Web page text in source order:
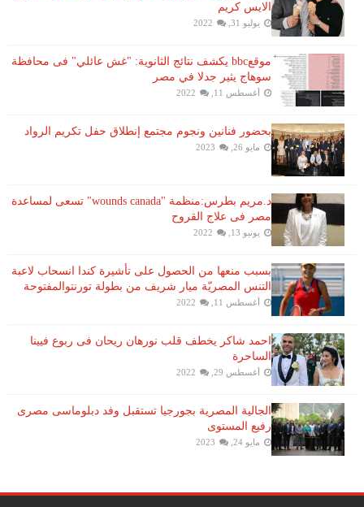
الايس كريم
يوليو 31, 2022
موقعbbc يكشف نتائج الثانوية: "غش عائلي" فى محافظة
سوهاج يثير جدلا في مصر
أغسطس 11, 2022
بحضور فنانين ونجوم مجتمع إنطلاق حفل تكريم الرواد
مايو 26, 2023
د.مريم بطرس:منظمة "wounds canada" تسعى لمساعدة
مصر فى علاج القروح
يونيو 13, 2022
بسبب منعها من الحصول على تأشيرة كندا انسحاب لاعبة ​
التنس​ المصريّة ​ميار شريف​ من بطولة ​تورنتو​المفتوحة
أغسطس 11, 2022
احمد شاكر يخطف قلب نورهان ريحان فى ربوع فيينا
الساحرة
أغسطس 29, 2022
الجالية المصرية بجورجيا تستقبل وفد دبلوماسى مصرى
رفيع المستوى
مايو 24, 2023